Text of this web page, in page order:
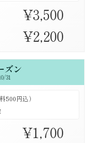
¥3,500
¥2,200
ズン
31
500円込）
¥1,700